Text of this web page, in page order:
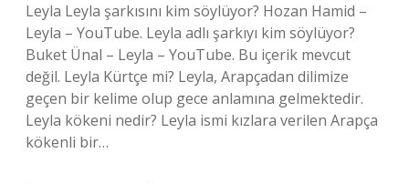
Leyla Leyla şarkısını kim söylüyor? Hozan Hamid –
Leyla – YouTube. Leyla adlı şarkıyı kim söylüyor?
Buket Ünal – Leyla – YouTube. Bu içerik mevcut
değil. Leyla Kürtçe mi? Leyla, Arapçadan dilimize
geçen bir kelime olup gece anlamına gelmektedir.
Leyla kökeni nedir? Leyla ismi kızlara verilen Arapça
kökenli bir…